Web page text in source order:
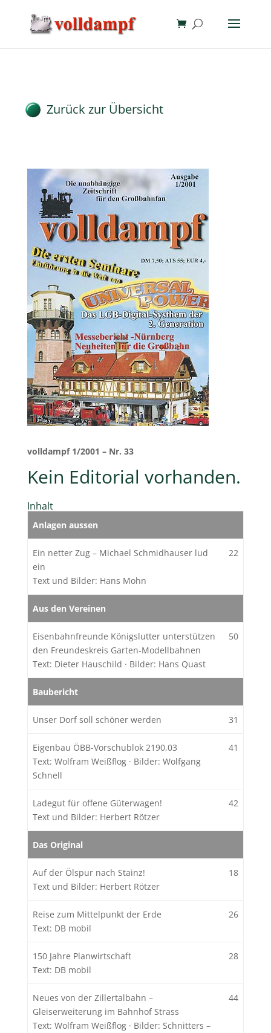
Zurück zur Übersicht
volldampf 1/2001 – Nr. 33
Kein Editorial vorhanden.
Inhalt
Anlagen aussen
Ein netter Zug – Michael Schmidhauser lud
ein
Text und Bilder: Hans Mohn
22
Aus den Vereinen
Eisenbahnfreunde Königslutter unterstützen
den Freundeskreis Garten-Modellbahnen
Text: Dieter Hauschild · Bilder: Hans Quast
50
Baubericht
Unser Dorf soll schöner werden 31
Eigenbau ÖBB-Vorschublok 2190,03
Text: Wolfram Weißflog · Bilder: Wolfgang
Schnell
41
Ladegut für offene Güterwagen!
Text und Bilder: Herbert Rötzer
42
Das Original
Auf der Ölspur nach Stainz!
Text und Bilder: Herbert Rötzer
18
Reise zum Mittelpunkt der Erde
Text: DB mobil
26
150 Jahre Planwirtschaft
Text: DB mobil
28
Neues von der Zillertalbahn –
Gleiserweiterung im Bahnhof Strass
Text: Wolfram Weißflog · Bilder: Schnitters –
44